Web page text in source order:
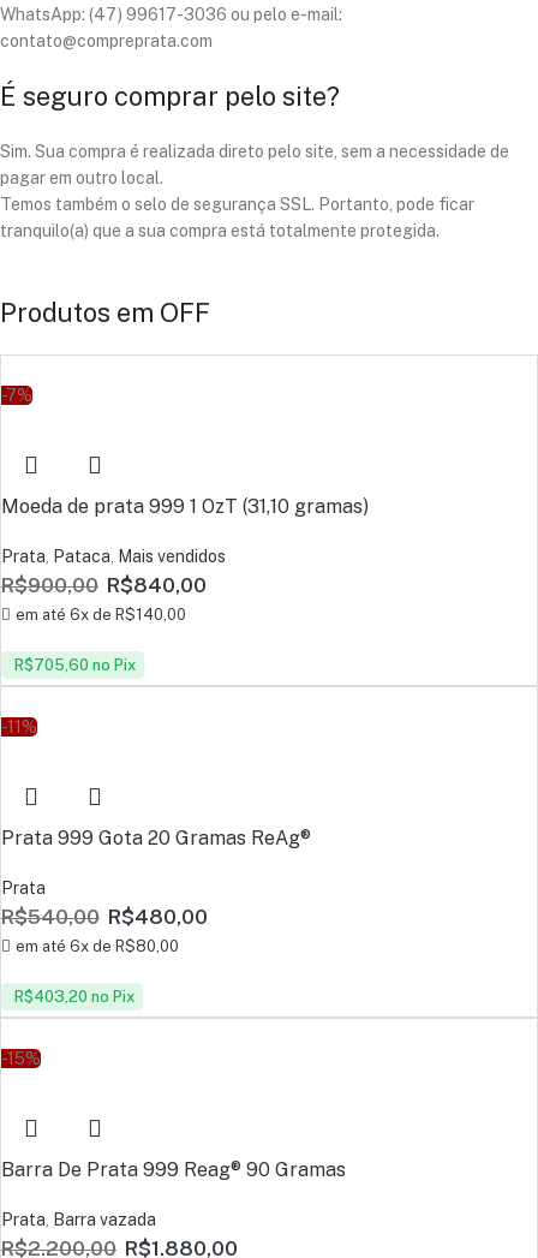
WhatsApp: (47) 99617-3036 ou pelo e-mail:
contato@compreprata.com
É seguro comprar pelo site?
Sim. Sua compra é realizada direto pelo site, sem a necessidade de
pagar em outro local.
Temos também o selo de segurança SSL. Portanto, pode ficar
tranquilo(a) que a sua compra está totalmente protegida.
Produtos em OFF
-7%
Moeda de prata 999 1 OzT (31,10 gramas)
Prata, Pataca, Mais vendidos
R$900,00 R$840,00
em até 6x de R$140,00
R$705,60 no Pix
-11%
Prata 999 Gota 20 Gramas ReAg®
Prata
R$540,00 R$480,00
em até 6x de R$80,00
R$403,20 no Pix
-15%
Barra De Prata 999 Reag® 90 Gramas
Prata, Barra vazada
R$2.200,00 R$1.880,00